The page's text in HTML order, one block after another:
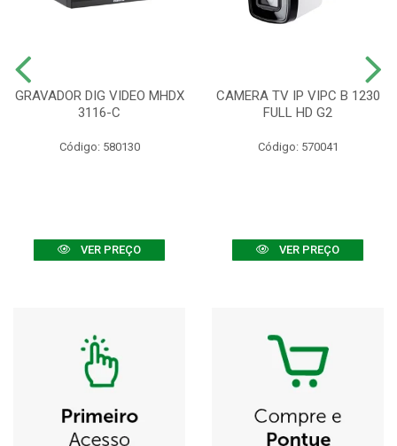
GRAVADOR DIG VIDEO MHDX
3116-C
Código: 580130
VER PREÇO
CAMERA TV IP VIPC B 1230
FULL HD G2
Código: 570041
VER PREÇO